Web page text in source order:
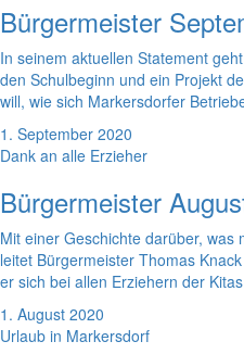
Bürgermeister
In seinem aktuellen Statement
den Schulbeginn und ein Projekt
will, wie sich Markersdorfer
1. September 2020
Dank an alle Erzieher
Bürgermeister
Mit einer Geschichte darüber, was
leitet Bürgermeister Thomas
er sich bei allen Erziehern der
1. August 2020
Urlaub in Markersdorf